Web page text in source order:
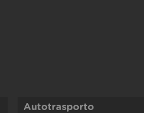
Autotrasporto